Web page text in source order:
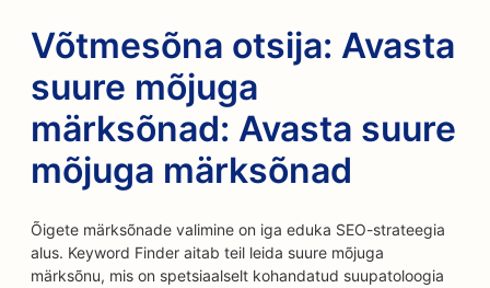
Võtmesõna otsija: Avasta
suure mõjuga
märksõnad: Avasta suure
mõjuga märksõnad
Õigete märksõnade valimine on iga eduka SEO-strateegia
alus. Keyword Finder aitab teil leida suure mõjuga
märksõnu, mis on spetsiaalselt kohandatud suupatoloogia